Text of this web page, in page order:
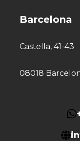
Barcelona
Castella, 41-43
08018